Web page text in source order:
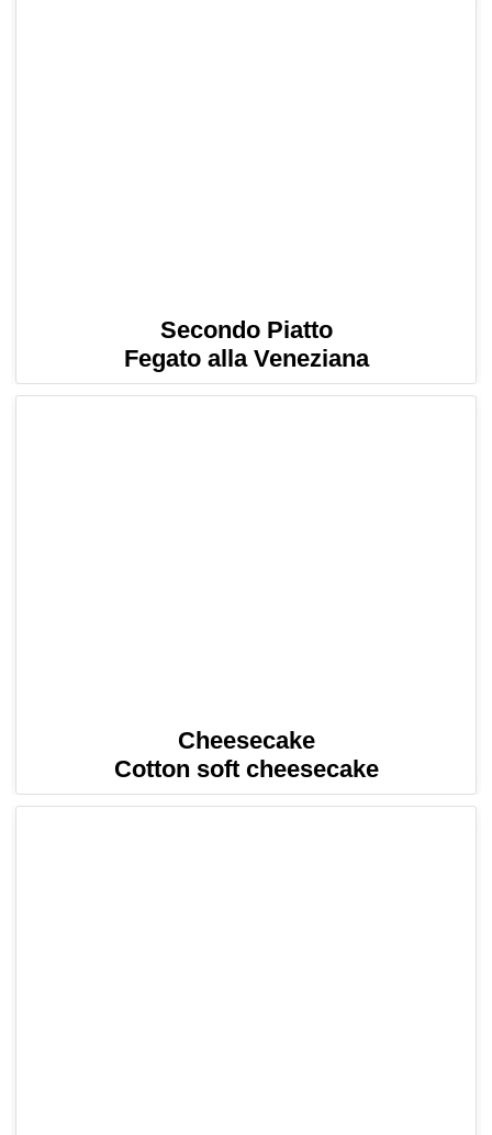
Secondo Piatto
Fegato alla Veneziana
Cheesecake
Cotton soft cheesecake